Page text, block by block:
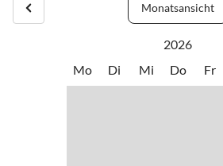
Monatsansicht
2026
Mo
Di Mi Do Fr